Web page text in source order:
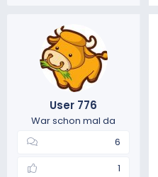
User 776
War schon mal da
6
1